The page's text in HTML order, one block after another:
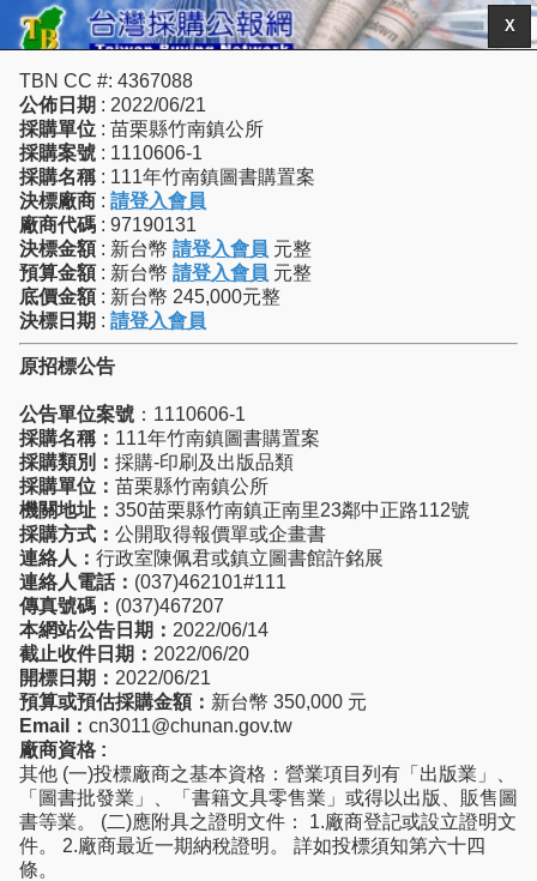
X
TBN CC #: 4367088
公佈日期 : 2022/06/21
採購單位 : 苗栗縣竹南鎮公所
採購案號 : 1110606-1
採購名稱 : 111年竹南鎮圖書購置案
決標廠商 : 請登入會員
廠商代碼 : 97190131
決標金額 : 新台幣 請登入會員 元整
預算金額 : 新台幣 請登入會員 元整
底價金額 : 新台幣 245,000元整
決標日期 : 請登入會員
原招標公告
公告單位案號 ：1110606-1
採購名稱： 111年竹南鎮圖書購置案
採購類別： 採購-印刷及出版品類
採購單位： 苗栗縣竹南鎮公所
機關地址： 350苗栗縣竹南鎮正南里23鄰中正路112號
採購方式： 公開取得報價單或企畫書
連絡人： 行政室陳佩君或鎮立圖書館許銘展
連絡人電話： (037)462101#111
傳真號碼： (037)467207
本網站公告日期： 2022/06/14
截止收件日期： 2022/06/20
開標日期： 2022/06/21
預算或預估採購金額： 新台幣 350,000 元
Email： cn3011@chunan.gov.tw
廠商資格 :
其他 (一)投標廠商之基本資格：營業項目列有「出版業」、
「圖書批發業」、「書籍文具零售業」或得以出版、販售圖
書等業。 (二)應附具之證明文件： 1.廠商登記或設立證明文
件。 2.廠商最近一期納稅證明。 詳如投標須知第六十四
條。